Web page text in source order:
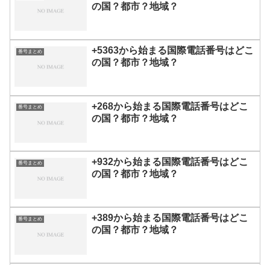
の国？都市？地域？
番号まとめ
+5363から始まる国際電話番号はどこ
の国？都市？地域？
番号まとめ
+268から始まる国際電話番号はどこ
の国？都市？地域？
番号まとめ
+932から始まる国際電話番号はどこ
の国？都市？地域？
番号まとめ
+389から始まる国際電話番号はどこ
の国？都市？地域？